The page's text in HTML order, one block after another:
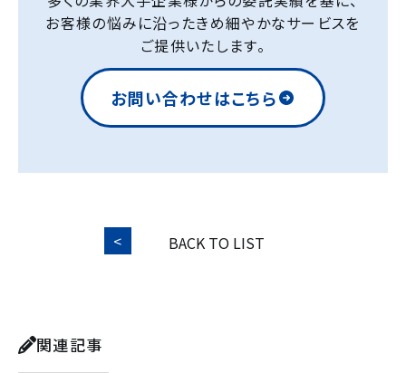
お客様の悩みに沿ったきめ細やかなサービスを
ご提供いたします。
お問い合わせはこちら
BACK TO LIST
関連記事